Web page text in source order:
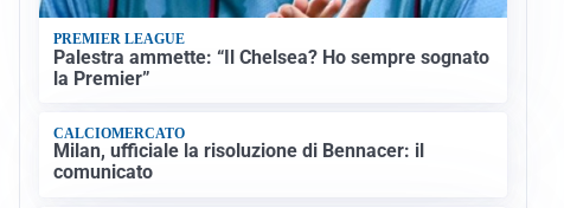
PREMIER LEAGUE
Palestra ammette: “Il Chelsea? Ho sempre sognato
la Premier”
CALCIOMERCATO
Milan, ufficiale la risoluzione di Bennacer: il
comunicato